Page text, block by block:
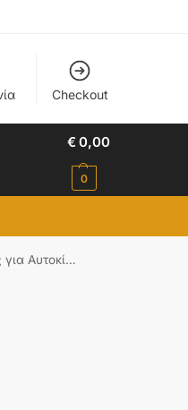
Checkout
€0,00
0
IP65 Πορτοκαλί